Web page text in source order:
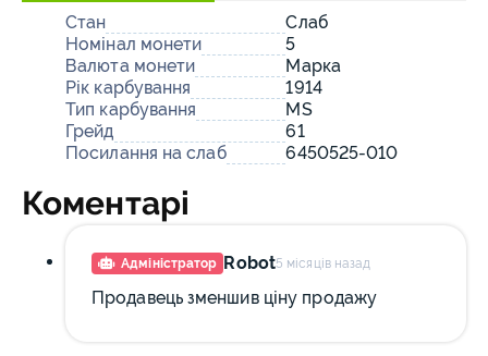
Стан
Слаб
Номінал монети
5
Валюта монети
Марка
Рік карбування
1914
Тип карбування
MS
Грейд
61
Посилання на слаб
6450525-010
Коментарі
Адміністратор Robot5 місяців назад
Продавець зменшив ціну продажу